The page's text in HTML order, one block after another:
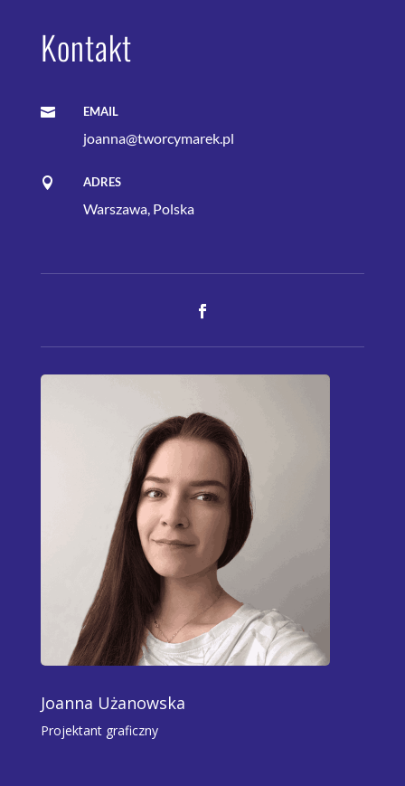
Kontakt
 EMAIL
joanna@tworcymarek.pl
 ADRES
Warszawa, Polska
Joanna Użanowska
Projektant graficzny